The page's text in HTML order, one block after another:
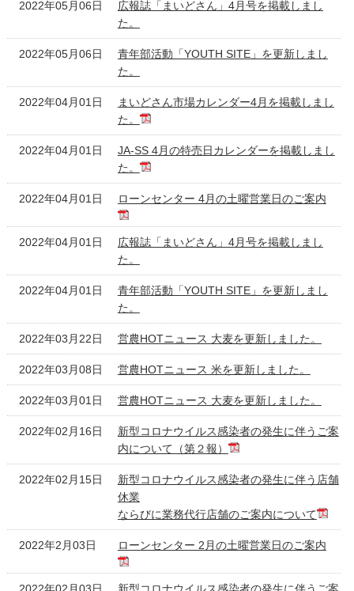
2022年05月06日
広報誌「まいどさん」4月号を掲載しまし
た。
2022年05月06日
青年部活動「YOUTH SITE」を更新しまし
た。
2022年04月01日
まいどさん市場カレンダー4月を掲載しまし
た。
2022年04月01日
JA-SS 4月の特売日カレンダーを掲載しまし
た。
2022年04月01日 ローンセンター 4月の土曜営業日のご案内
2022年04月01日
広報誌「まいどさん」4月号を掲載しまし
た。
2022年04月01日
青年部活動「YOUTH SITE」を更新しまし
た。
2022年03月22日 営農HOTニュース 大麦を更新しました。
2022年03月08日 営農HOTニュース 米を更新しました。
2022年03月01日 営農HOTニュース 大麦を更新しました。
2022年02月16日
新型コロナウイルス感染者の発生に伴うご案
内について（第２報）
2022年02月15日
新型コロナウイルス感染者の発生に伴う店舗
休業
ならびに業務代行店舗のご案内について
2022年2月03日 ローンセンター 2月の土曜営業日のご案内
2022年02月03日
新型コロナウイルス感染者の発生に伴うご案